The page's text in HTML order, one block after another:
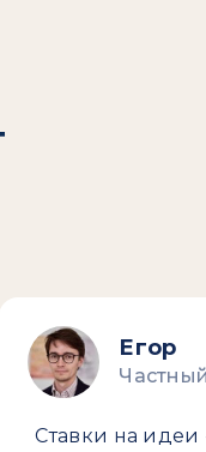
Егор
Ставки на идеи